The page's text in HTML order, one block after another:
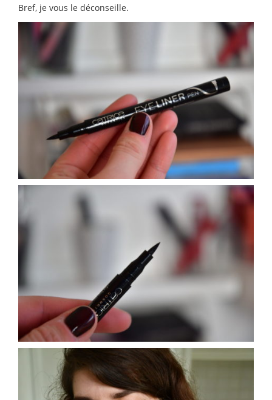
Bref, je vous le déconseille.